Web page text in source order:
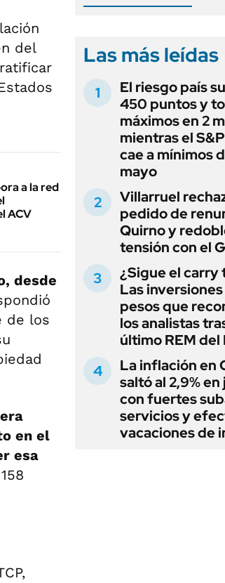
del
a la red
ACV
desde
de los
en el
esa
Las más leídas
El riesgo país
450 puntos y
máximos en 2
mientras el
cae a mínimos
mayo
Villarruel
pedido de
Quirno y
tensión con el
¿Sigue el carry
Las
pesos que
los analistas
último REM del
La inflación en
saltó al 2,9% en
con fuertes
servicios y
vacaciones de